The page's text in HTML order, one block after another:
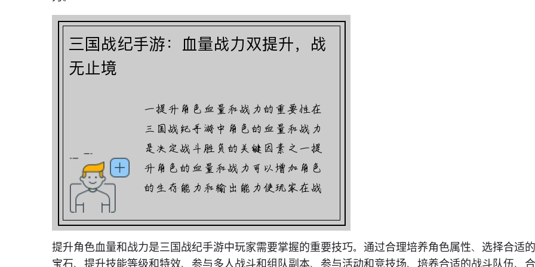
提升角色血量和战力是三国战纪手游中玩家需要掌握的重要技巧。通过合理培养角色属性、选择合适
宝石、提升技能等级和特效、参与多人战斗和组队副本、参与活动和竞技场、培养合适的战斗队伍、